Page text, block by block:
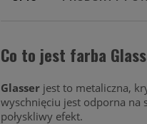
Co to jest farba
Glasser jest to metaliczna,
wyschnięciu jest odporna na
połyskliwy efekt.